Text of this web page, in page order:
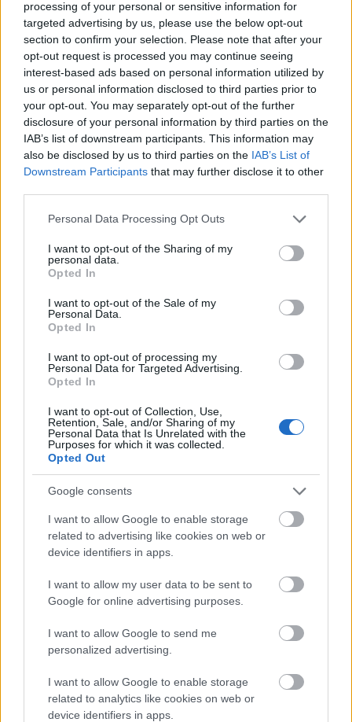
processing of your personal or sensitive information for
targeted advertising by us, please use the below opt-out
section to confirm your selection. Please note that after your
opt-out request is processed you may continue seeing
interest-based ads based on personal information utilized by
us or personal information disclosed to third parties prior to
your opt-out. You may separately opt-out of the further
disclosure of your personal information by third parties on the
IAB’s list of downstream participants. This information may
also be disclosed by us to third parties on the IAB’s List of
Downstream Participants that may further disclose it to other
Please note that this website/app uses one or more Google
not limited to your visit or usage behaviour. You may click to
grant or deny consent to Google and its third-party tags to
use your data for below specified purposes in below Google
consent section.
Personal Data Processing Opt Outs
I want to opt-out of the Sharing of my
personal data.
Opted In
I want to opt-out of the Sale of my
Personal Data.
Opted In
I want to opt-out of processing my
Personal Data for Targeted Advertising.
Opted In
I want to opt-out of Collection, Use,
Retention, Sale, and/or Sharing of my
Personal Data that Is Unrelated with the
Purposes for which it was collected.
Opted Out
Google consents
I want to allow Google to enable storage
related to advertising like cookies on web or
device identifiers in apps.
I want to allow my user data to be sent to
Google for online advertising purposes.
I want to allow Google to send me
personalized advertising.
I want to allow Google to enable storage
related to analytics like cookies on web or
device identifiers in apps.
össztáncok helyszíne lett. 1973 végén a Kassák Klubba
költöztek, ekkortól énekelt velük az évtized végéig
Sebestyén Márta. Ők voltak a nem sokkal később
országos mozgalommá szerveződött táncházúttörői,
Halmos Bélával a zenészeket is ők tanították. A magyar
táncházmódszer 2011-ben az UNESCO szellemi
kulturális örökség listájára is felkerült. A Sebő-együttes
1994-ben új tagokkal bővült.
„Csak egyszer gyere el, eljössz még
többször is”
A táncház a XXI. században is sikeresen megállja
helyét.
A zenekutatás, a zeneszerzés és az előadó-művészet
szétválaszthatatlanul egybefonódnak életében. 1984 és
Főiskola zenetudományi szakát, szakdolgozatát Vikár
Béla népzenei gyűjteményéből írta. A Bartók Béla
Zeneművészeti Szakközépiskolában és a Liszt Ferenc
Zeneművészeti Egyetemen népzenét,
repertoárismeretet, tekerőlantot, kamarazenét
tanított.
1973-tól az évtized végéig a Népművelési Intézet